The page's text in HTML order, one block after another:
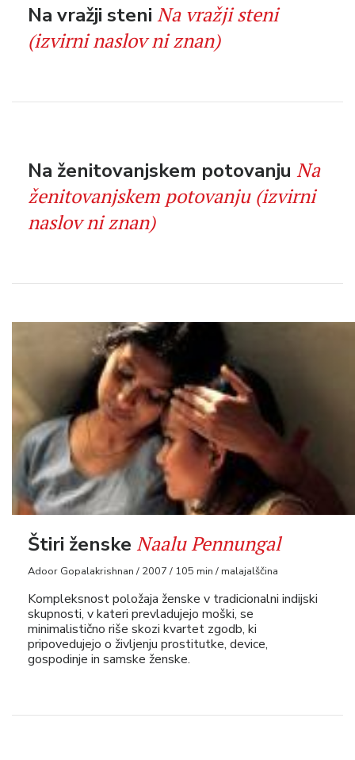
Na vražji steni Na vražji steni
(izvirni naslov ni znan)
Na ženitovanjskem potovanju Na
ženitovanjskem potovanju (izvirni
naslov ni znan)
Štiri ženske Naalu Pennungal
Adoor Gopalakrishnan / 2007 / 105 min / malajalščina
Kompleksnost položaja ženske v tradicionalni indijski
skupnosti, v kateri prevladujejo moški, se
minimalistično riše skozi kvartet zgodb, ki
pripovedujejo o življenju prostitutke, device,
gospodinje in samske ženske.